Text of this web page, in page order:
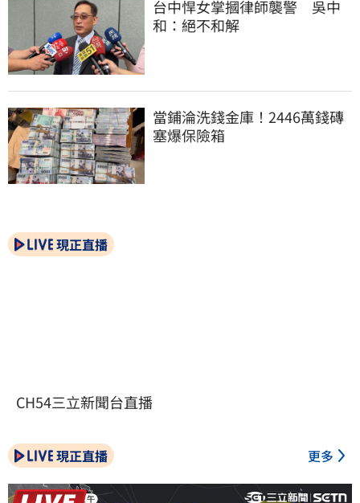
台中悍女掌摑律師襲警　吳中
和：絕不和解
當鋪淪洗錢金庫！2446萬錢磚
塞爆保險箱
現正直播
CH54三立新聞台直播
現正直播 更多